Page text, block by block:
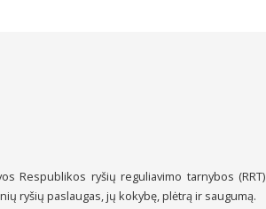
Respublikos ryšių reguliavimo tarnybos (RRT)
ryšių paslaugas, jų kokybę, plėtrą ir saugumą.